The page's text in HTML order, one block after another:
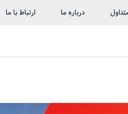
درباره ما ارتباط با ما